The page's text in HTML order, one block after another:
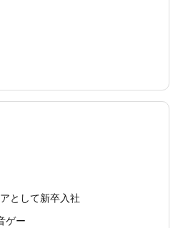
として新卒入社
ゲー